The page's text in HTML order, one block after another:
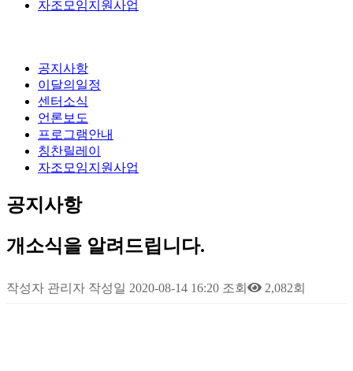
자조모임지원사업
공지사항
이달의일정
센터소식
언론보도
프로그램안내
칭찬릴레이
자조모임지원사업
공지사항
개소식을 알려드립니다.
작성자 관리자 작성일 2020-08-14 16:20 조회 2,082회